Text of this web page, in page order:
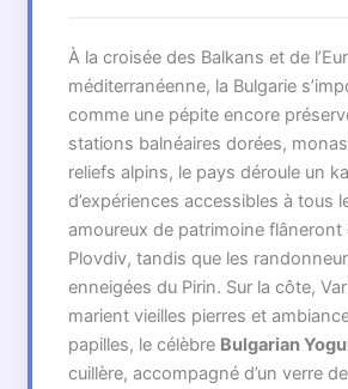
À la croisée des Balkans et de
méditerranéenne, la Bulgarie
comme une pépite encore
stations balnéaires dorées,
reliefs alpins, le pays déroule un
d’expériences accessibles à tous
amoureux de patrimoine flâneront
Plovdiv, tandis que les
enneigées du Pirin. Sur la côte,
marient vieilles pierres et
papilles, le célèbre Bulgarian
cuillère, accompagné d’un verre de